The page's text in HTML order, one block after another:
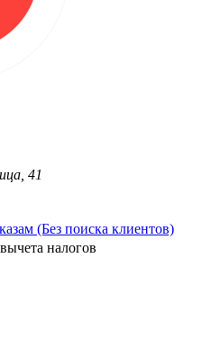
41
(Без поиска клиентов)
налогов